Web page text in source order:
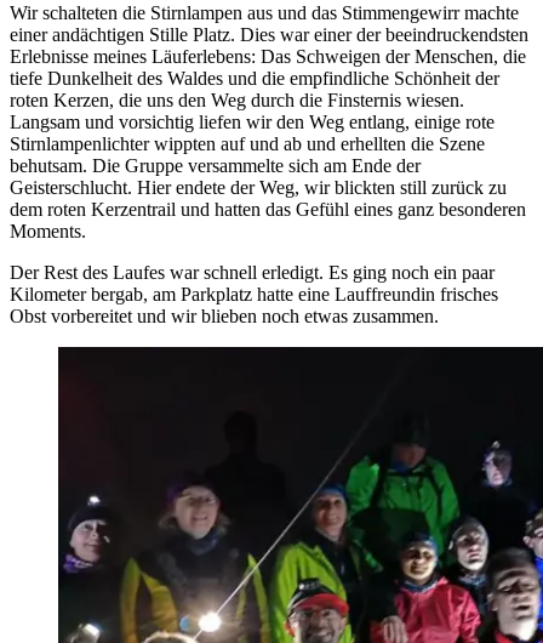
Wir schalteten die Stirnlampen aus und das Stimmengewirr machte
einer andächtigen Stille Platz. Dies war einer der beeindruckendsten
Erlebnisse meines Läuferlebens: Das Schweigen der Menschen, die
tiefe Dunkelheit des Waldes und die empfindliche Schönheit der
roten Kerzen, die uns den Weg durch die Finsternis wiesen.
Langsam und vorsichtig liefen wir den Weg entlang, einige rote
Stirnlampenlichter wippten auf und ab und erhellten die Szene
behutsam. Die Gruppe versammelte sich am Ende der
Geisterschlucht. Hier endete der Weg, wir blickten still zurück zu
dem roten Kerzentrail und hatten das Gefühl eines ganz besonderen
Moments.
Der Rest des Laufes war schnell erledigt. Es ging noch ein paar
Kilometer bergab, am Parkplatz hatte eine Lauffreundin frisches
Obst vorbereitet und wir blieben noch etwas zusammen.